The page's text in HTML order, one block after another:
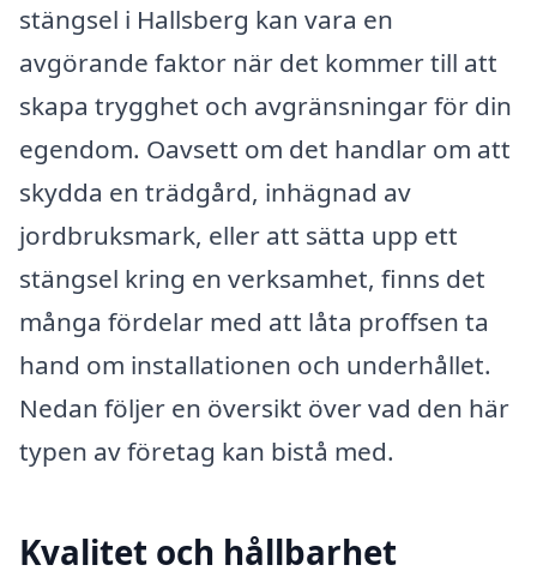
stängsel i Hallsberg kan vara en
avgörande faktor när det kommer till att
skapa trygghet och avgränsningar för din
egendom. Oavsett om det handlar om att
skydda en trädgård, inhägnad av
jordbruksmark, eller att sätta upp ett
stängsel kring en verksamhet, finns det
många fördelar med att låta proffsen ta
hand om installationen och underhållet.
Nedan följer en översikt över vad den här
typen av företag kan bistå med.
Kvalitet och hållbarhet